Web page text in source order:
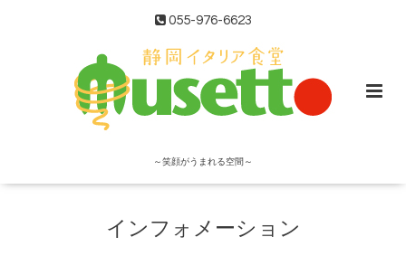
055-976-6623
～笑顔がうまれる空間～
インフォメーション